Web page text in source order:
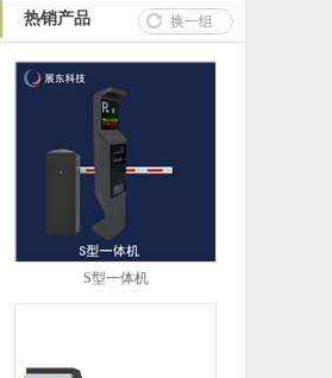
换一组
热销产品
S型一体机